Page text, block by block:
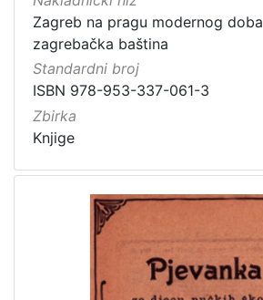
Zagreb na pragu modernog doba
zagrebačka baština
Standardni broj
ISBN 978-953-337-061-3
Zbirka
Knjige